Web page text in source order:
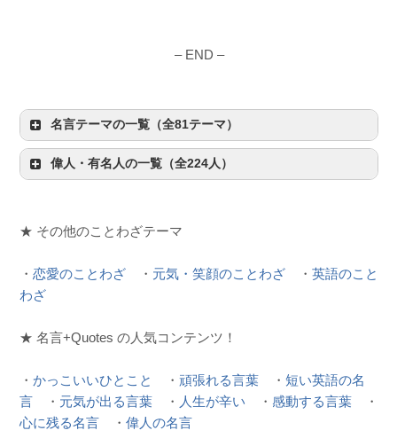
– END –
名言テーマの一覧（全81テーマ）
偉人・有名人の一覧（全224人）
★ その他のことわざテーマ
・ 恋愛のことわざ ・ 元気・笑顔のことわざ ・ 英語のこと
わざ
★ 名言+Quotes の人気コンテンツ！
・ かっこいいひとこと ・ 頑張れる言葉 ・ 短い英語の名
言 ・ 元気が出る言葉 ・ 人生が辛い ・ 感動する言葉 ・
心に残る名言 ・ 偉人の名言